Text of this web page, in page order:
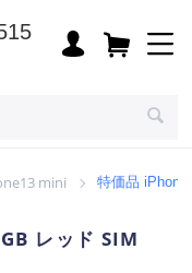
mini 特価品
レッド SIM